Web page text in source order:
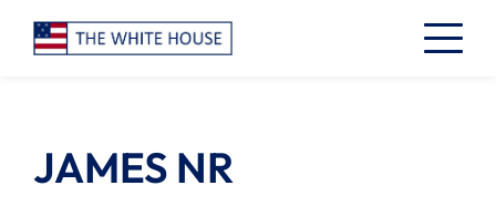
JAMES NR